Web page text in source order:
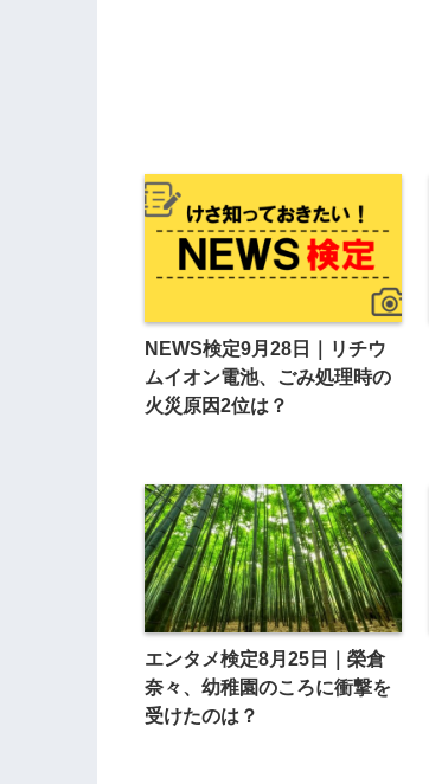
NEWS検定9月28日｜リチウ
ムイオン電池、ごみ処理時の
火災原因2位は？
エンタメ検定8月25日｜榮倉
奈々、幼稚園のころに衝撃を
受けたのは？